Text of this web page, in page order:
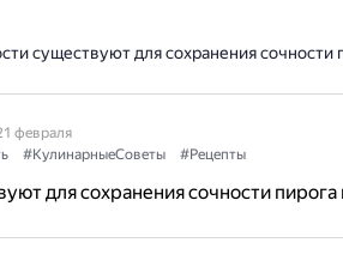
существуют для сохранения сочности
февраля
#КулинарныеСоветы #Рецепты
для сохранения сочности